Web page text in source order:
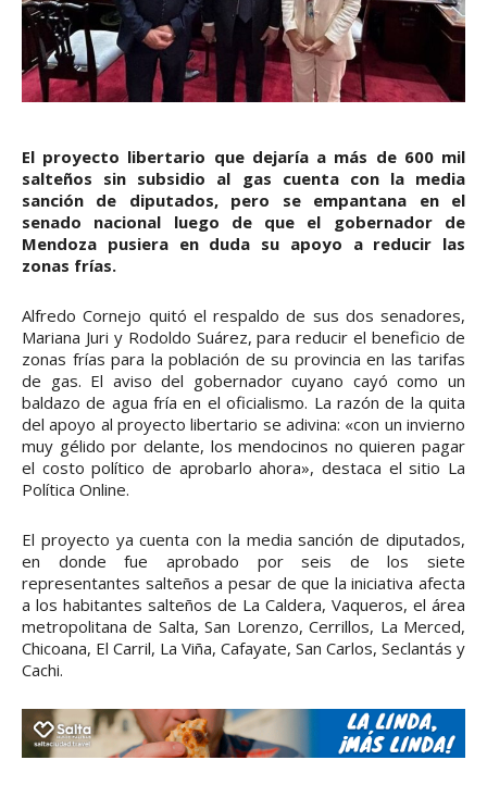
El proyecto libertario que dejaría a más de 600 mil
salteños sin subsidio al gas cuenta con la media
sanción de diputados, pero se empantana en el
senado nacional luego de que el gobernador de
Mendoza pusiera en duda su apoyo a reducir las
zonas frías.
Alfredo Cornejo quitó el respaldo de sus dos senadores,
Mariana Juri y Rodoldo Suárez, para reducir el beneficio de
zonas frías para la población de su provincia en las tarifas
de gas. El aviso del gobernador cuyano cayó como un
baldazo de agua fría en el oficialismo. La razón de la quita
del apoyo al proyecto libertario se adivina: «con un invierno
muy gélido por delante, los mendocinos no quieren pagar
el costo político de aprobarlo ahora», destaca el sitio La
Política Online.
El proyecto ya cuenta con la media sanción de diputados,
en donde fue aprobado por seis de los siete
representantes salteños a pesar de que la iniciativa afecta
a los habitantes salteños de La Caldera, Vaqueros, el área
metropolitana de Salta, San Lorenzo, Cerrillos, La Merced,
Chicoana, El Carril, La Viña, Cafayate, San Carlos, Seclantás y
Cachi.